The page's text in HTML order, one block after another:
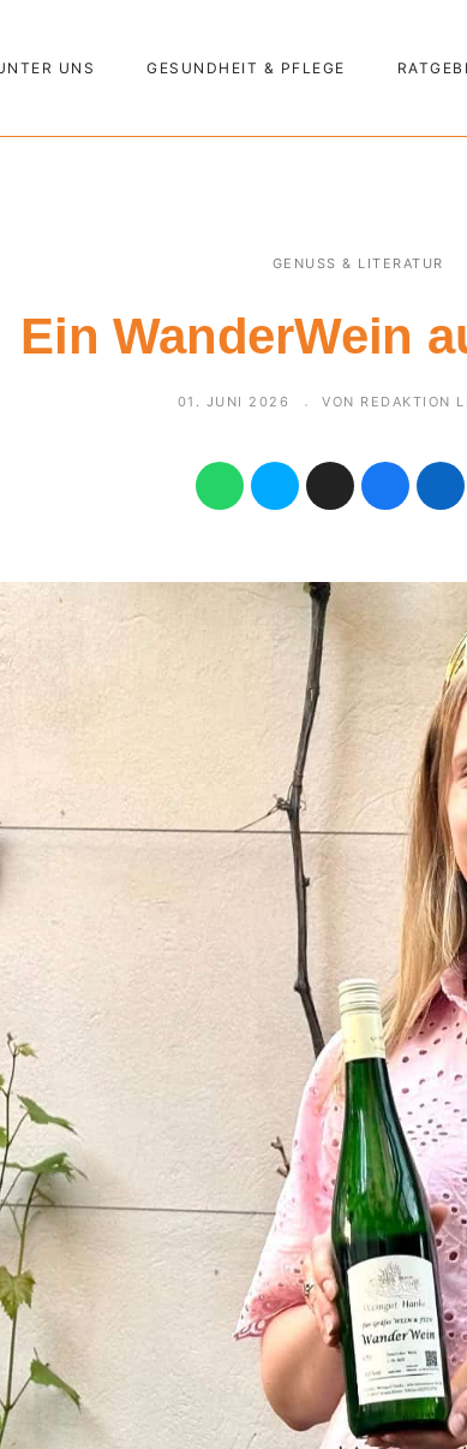
UNS GESUNDHEIT & PFLEGE
GENUSS & LITERATUR
Ein WanderWein
01. JUNI 2026 VON REDAKTION